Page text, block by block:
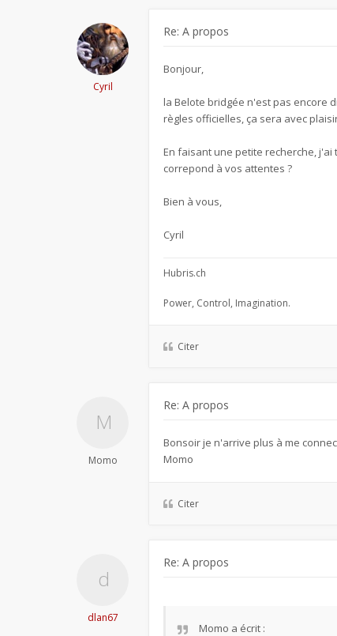
Cyril
Re: A propos
Bonjour,
la Belote bridgée n'est pas encore
règles officielles, ça sera avec
En faisant une petite recherche, j'ai
correpond à vos attentes ?
Bien à vous,
Cyril
Hubris.ch
Power, Control, Imagination.
Citer
Momo
Re: A propos
Bonsoir je n'arrive plus à me
Momo
Citer
dlan67
Re: A propos
Momo a écrit :